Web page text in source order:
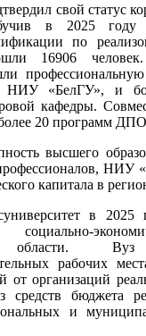
свой статус
в 2025 году
по
16906
НИУ «БелГУ», и
кафедры.
более 20 программ
высшего
НИУ
капитала в
в
области.
рабочих
от организаций
средств бюджета
и